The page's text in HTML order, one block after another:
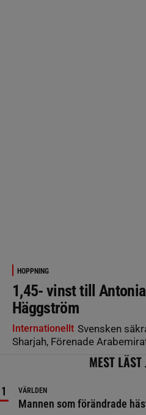
HOPPNING
1,45- vinst till
Häggström
Internationellt Svensken
Sharjah, Förenade
MEST
VÄRLDEN
Mannen som förändrade